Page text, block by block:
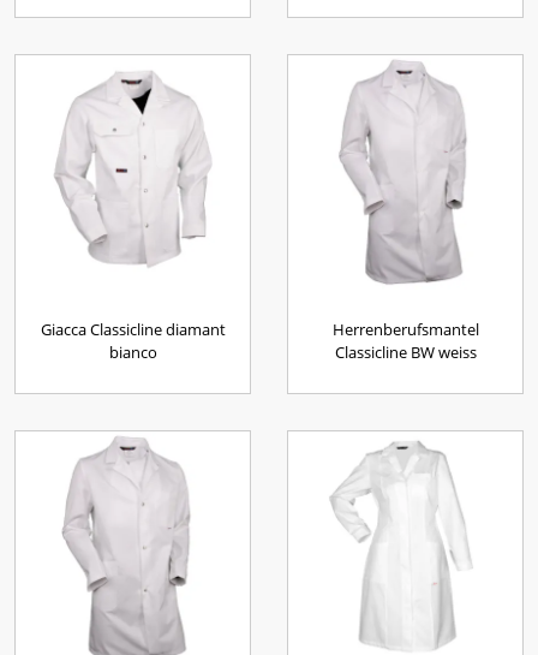
Giacca Classicline diamant
bianco
Herrenberufsmantel
Classicline BW weiss